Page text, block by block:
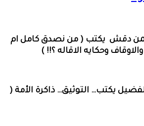
دقش يكتب ( من نصدق كامل ام
وحكايه الاقاله ؟!! )
يكتب… التوثيق… ذاكرة الأمة (